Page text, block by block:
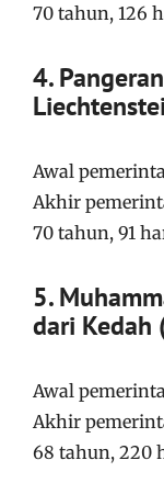
70 tahun, 126
4.
Awal
Akhir
70 tahun, 91
5.
dari Kedah
Awal
Akhir
68 tahun, 220